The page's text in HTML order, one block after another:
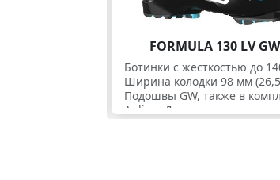
FORMULA 130 LV GW
Ботинки c жесткостью до
Ширина колодки 98 мм
Подошвы GW, также в
Apline. Для экспертов.